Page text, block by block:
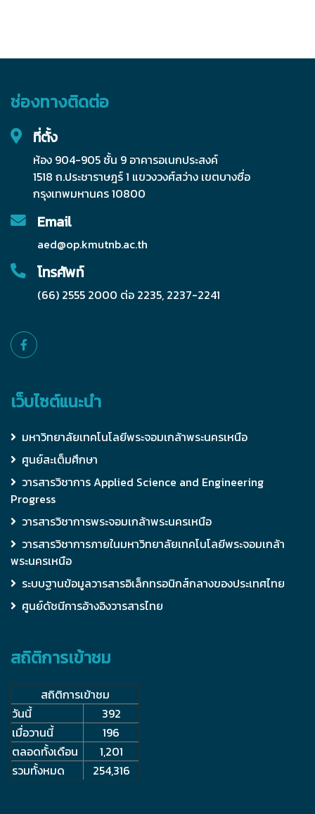
ช่องทางติดต่อ
ที่ตั้ง
ห้อง 904-905 ชั้น 9 อาคารอเนกประสงค์
1518 ถ.ประชาราษฎร์ 1 แขวงวงศ์สว่าง เขตบางซื่อ
กรุงเทพมหานคร 10800
Email
aed@op.kmutnb.ac.th
โทรศัพท์
(66) 2555 2000 ต่อ 2235, 2237-2241
เว็บไซต์แนะนำ
มหาวิทยาลัยเทคโนโลยีพระจอมเกล้าพระนครเหนือ
ศูนย์สะเต็มศึกษา
วารสารวิชาการ Applied Science and Engineering
Progress
วารสารวิชาการพระจอมเกล้าพระนครเหนือ
วารสารวิชาการภายในมหาวิทยาลัยเทคโนโลยีพระจอมเกล้า
พระนครเหนือ
ระบบฐานข้อมูลวารสารอิเล็กทรอนิกส์กลางของประเทศไทย
ศูนย์ดัชนีการอ้างอิงวารสารไทย
สถิติการเข้าชม
สถิติการเข้าชม
วันนี้
392
เมื่อวานนี้
196
ตลอดทั้งเดือน
1,201
รวมทั้งหมด
254,316